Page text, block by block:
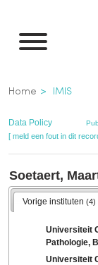
naar
inhoud
gaan
Kruimelpad
Home IMIS
Data Policy
[ meld een fout in dit
Soetaert,
Vorige instituten (4)
Universiteit
Pathologie,
Universiteit